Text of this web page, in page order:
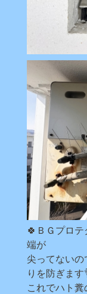
🍀ＢＧプロ
端が
尖ってない
りを防ぎます
これでハト糞